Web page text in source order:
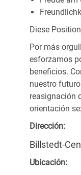
Diese
Por más
esforzamos
beneficios.
nuestro
reasignación
orientación
Dirección:
Billstedt-
Ubicación: